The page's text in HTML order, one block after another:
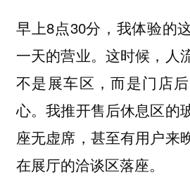
早上8点30分，我体验的
一天的营业。这时候，人
不是展车区，而是门店
心。我推开售后休息区的
座无虚席，甚至有用户来
在展厅的洽谈区落座。